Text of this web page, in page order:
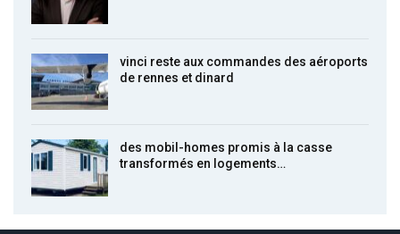
vinci reste aux commandes des aéroports
de rennes et dinard
des mobil-homes promis à la casse
transformés en logements…